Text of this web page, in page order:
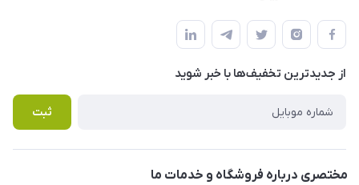
املاک مدنی - نوساز شاپ
لیست محصولات
درباره ما
قوانین و مقررات
حریم خصوصی
راهنما
پرسش های متداول
از جدید‌ترین تخفیف‌ها با‌ خبر شوید
ثبت
مختصری درباره فروشگاه و خدمات ما